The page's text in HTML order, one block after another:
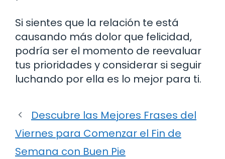
Si sientes que la relación te está
causando más dolor que felicidad,
podría ser el momento de reevaluar
tus prioridades y considerar si seguir
luchando por ella es lo mejor para ti.
Descubre las Mejores Frases del
Viernes para Comenzar el Fin de
Semana con Buen Pie